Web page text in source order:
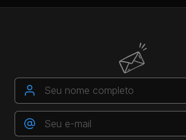
Seu nome completo
Seu e-mail